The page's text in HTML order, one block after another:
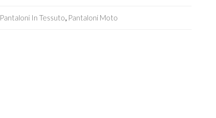
Pantaloni In Tessuto Pantaloni Moto